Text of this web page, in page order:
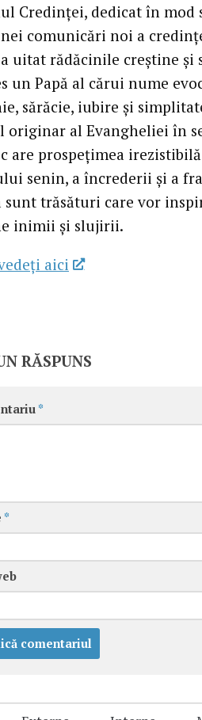
Credinţei, dedicat în
comunicări noi a
uitat rădăcinile creştine şi
un Papă al cărui nume
sărăcie, iubire şi
originar al Evangheliei în
are prospeţimea
senin, a încrederii şi a
sunt trăsături care vor
inimii şi slujirii.
aici
RĂSPUNS
*
*